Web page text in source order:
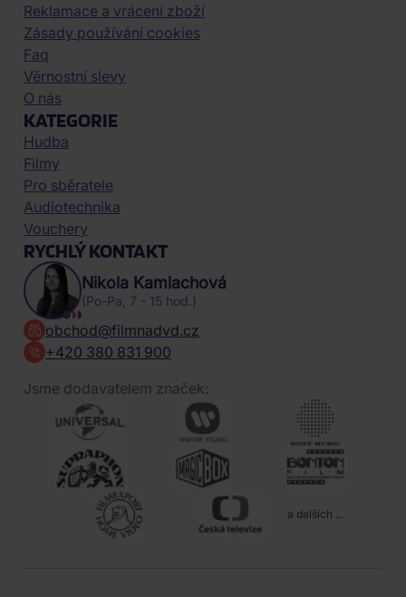
Reklamace a vrácení zboží
Zásady používání cookies
Faq
Věrnostní slevy
O nás
KATEGORIE
Hudba
Filmy
Pro sběratele
Audiotechnika
Vouchery
RYCHLÝ KONTAKT
Nikola Kamlachová
(Po-Pa, 7 - 15 hod.)
obchod@filmnadvd.cz
+420 380 831 900
Jsme dodavatelem značek:
a dalších ...